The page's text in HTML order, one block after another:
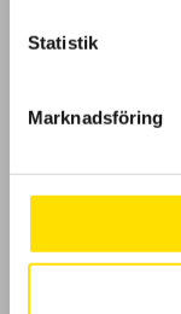
Statistik
Marknadsföring